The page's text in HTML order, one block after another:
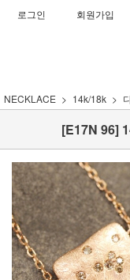
로그인 회원가입
NECKLACE 14k/18k
[E17N 96]